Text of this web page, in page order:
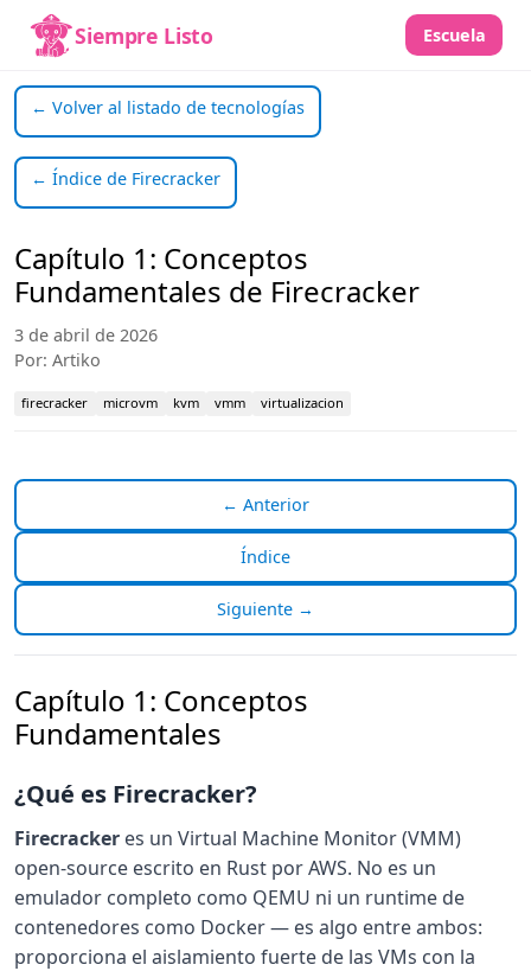
Siempre Listo Escuela
← Volver al listado de tecnologías
← Índice de Firecracker
Capítulo 1: Conceptos
Fundamentales de Firecracker
3 de abril de 2026
Por: Artiko
firecracker microvm kvm vmm virtualizacion
← Anterior
Índice
Siguiente →
Capítulo 1: Conceptos
Fundamentales
¿Qué es Firecracker?
Firecracker es un Virtual Machine Monitor (VMM)
open-source escrito en Rust por AWS. No es un
emulador completo como QEMU ni un runtime de
contenedores como Docker — es algo entre ambos:
proporciona el aislamiento fuerte de las VMs con la